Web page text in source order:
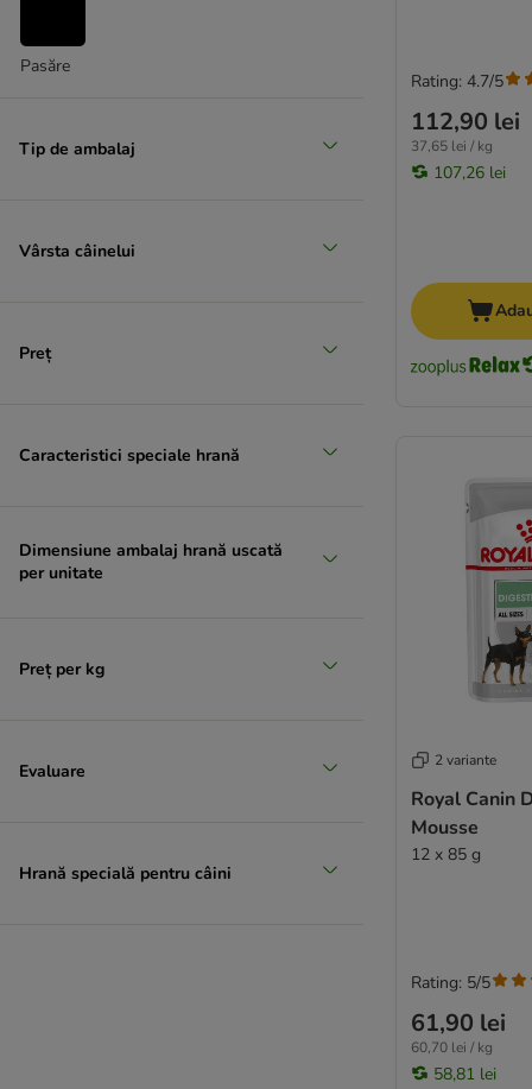
Pasăre
Tip de ambalaj
Vârsta câinelui
Preț
Caracteristici speciale hrană
Dimensiune ambalaj hrană uscată
per unitate
Preț per kg
Evaluare
Hrană specială pentru câini
112,90 lei
37,65 lei / kg
107,26 lei
Rating: 4.7/5
2 variante
Royal Canin
Mousse
12 x 85 g
61,90 lei
60,70 lei / kg
58,81 lei
Rating: 5/5